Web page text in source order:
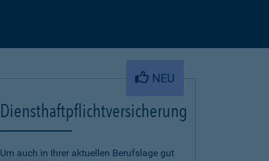
NEU
Diensthaftpflichtversicherung
Um auch in Ihrer aktuellen Berufslage gut